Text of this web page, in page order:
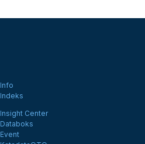
Info
Indeks
Insight Center
Databoks
Event